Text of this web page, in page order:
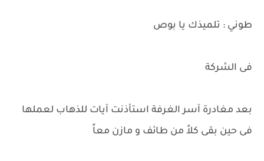
طوني : تلميذك يا بوص
فى الشركة
بعد مغادرة آسر الغرفة استأذنت آيات للذهاب لعملها
فى حين بقى كلاً من طائف و مازن معاً